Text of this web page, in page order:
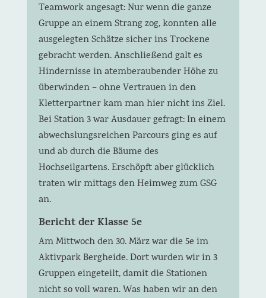
Teamwork angesagt: Nur wenn die ganze
Gruppe an einem Strang zog, konnten alle
ausgelegten Schätze sicher ins Trockene
gebracht werden. Anschließend galt es
Hindernisse in atemberaubender Höhe zu
überwinden – ohne Vertrauen in den
Kletterpartner kam man hier nicht ins Ziel.
Bei Station 3 war Ausdauer gefragt: In einem
abwechslungsreichen Parcours ging es auf
und ab durch die Bäume des
Hochseilgartens. Erschöpft aber glücklich
traten wir mittags den Heimweg zum GSG
an.
Bericht der Klasse 5e
Am Mittwoch den 30. März war die 5e im
Aktivpark Bergheide. Dort wurden wir in 3
Gruppen eingeteilt, damit die Stationen
nicht so voll waren. Was haben wir an den